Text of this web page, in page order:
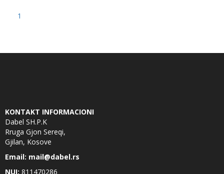
1
KONTAKT INFORMACIONI
Dabel SH.P.K
Rruga Gjon Sereqi,
Gjilan, Kosove
Email: mail@dabel.rs
NUI: 811470286